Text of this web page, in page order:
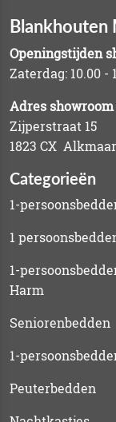
Blankhouten
Openingstijden
Zaterdag: 10.00 -
Adres
Zijperstraat 15
1823 CX Alkmaar
Categorieën
1-
1
1-
Harm
Seniorenbedden
1-
Peuterbedden